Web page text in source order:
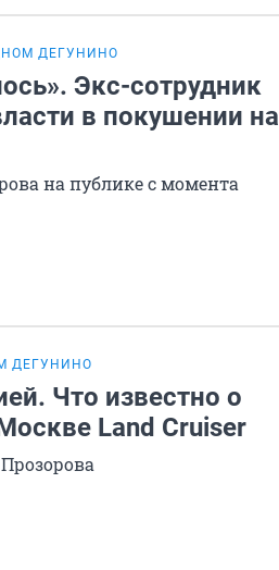
ДЕГУНИНО
Экс-сотрудник
в покушении на
на публике с момента
ДЕГУНИНО
Что известно о
Land Cruiser